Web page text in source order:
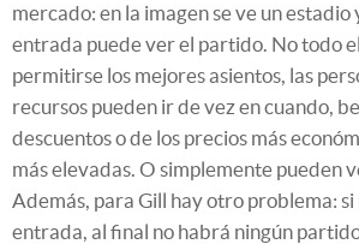
mercado: en la imagen se ve un estadio
entrada puede ver el partido. No todo
permitirse los mejores asientos, las
recursos pueden ir de vez en cuando,
descuentos o de los precios más
más elevadas. O simplemente pueden
Además, para Gill hay otro problema: si
entrada, al final no habrá ningún